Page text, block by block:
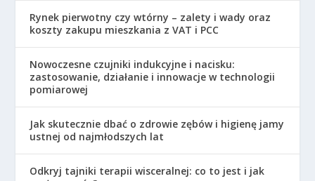
Rynek pierwotny czy wtórny – zalety i wady oraz
koszty zakupu mieszkania z VAT i PCC
Nowoczesne czujniki indukcyjne i nacisku:
zastosowanie, działanie i innowacje w technologii
pomiarowej
Jak skutecznie dbać o zdrowie zębów i higienę jamy
ustnej od najmłodszych lat
Odkryj tajniki terapii wisceralnej: co to jest i jak